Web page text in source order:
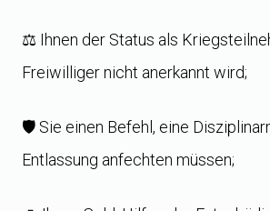
⚖️ Ihnen der Status als
Freiwilliger nicht anerkannt wird;
🛡️ Sie einen Befehl, eine
Entlassung anfechten müssen;